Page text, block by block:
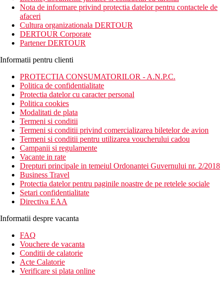
tip boutique cu vedere la plaja. Va vom rasfata in adevaratul
spirit al ospitalitatii cipriote, aducandu-va in acelasi timp o
intelegere mai profunda a naturii si culturii insulei.
Distanta
57 km distanta de Aeroportul International Larnaca
450 m distanta de Plaja Mimosa
Descrierea camerei
Camerele dispun de:
aer conditionat (controlat central)
uscator de par
Wifi
balcon / terasa
cada sau dus
lenjerie de pat
frigider
cana fierbator
telefon
TV prin satelit
aparat de cafea
Descrierea hotelului
Hotelul dispune de:
aer conditionat
Wifi
camera de bagaje
schimb valutar
Nota de informare privind protectia datelor pentru contactele de
afaceri
Cultura organizationala DERTOUR
DERTOUR Corporate
Partener DERTOUR
Informatii pentru clienti
PROTECTIA CONSUMATORILOR - A.N.P.C.
Politica de confidentialitate
Protectia datelor cu caracter personal
Politica cookies
Modalitati de plata
Termeni si conditii
Termeni si conditii privind comercializarea biletelor de avion
Termeni si conditii pentru utilizarea voucherului cadou
Campanii si regulamente
Vacante in rate
Drepturi principale in temeiul Ordonantei Guvernului nr. 2/2018
Business Travel
Protectia datelor pentru paginile noastre de pe retelele sociale
Setari confidentialitate
Directiva EAA
Informatii despre vacanta
FAQ
Vouchere de vacanta
Conditii de calatorie
Acte Calatorie
Verificare si plata online